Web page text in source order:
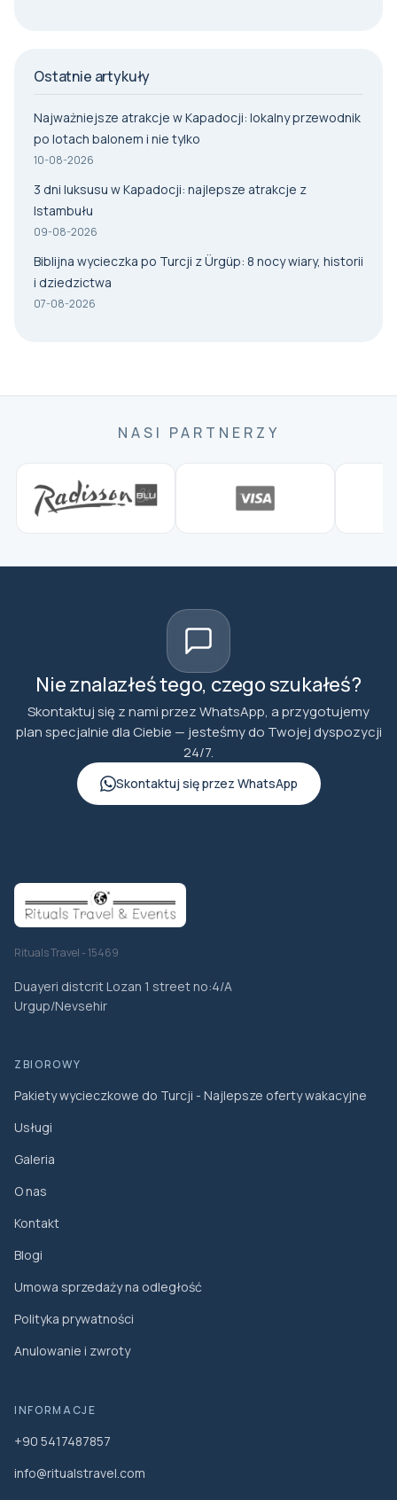
Ostatnie artykuły
Najważniejsze atrakcje w Kapadocji: lokalny przewodnik
po lotach balonem i nie tylko
10-08-2026
3 dni luksusu w Kapadocji: najlepsze atrakcje z
Istambułu
09-08-2026
Biblijna wycieczka po Turcji z Ürgüp: 8 nocy wiary, historii
i dziedzictwa
07-08-2026
NASI PARTNERZY
Nie znalazłeś tego, czego szukałeś?
Skontaktuj się z nami przez WhatsApp, a przygotujemy
plan specjalnie dla Ciebie — jesteśmy do Twojej dyspozycji
24/7.
Skontaktuj się przez WhatsApp
Rituals Travel - 15469
Duayeri distcrit Lozan 1 street no:4/A
Urgup/Nevsehir
ZBIOROWY
Pakiety wycieczkowe do Turcji - Najlepsze oferty wakacyjne
Usługi
Galeria
O nas
Kontakt
Blogi
Umowa sprzedaży na odległość
Polityka prywatności
Anulowanie i zwroty
INFORMACJE
+90 5417487857
info@ritualstravel.com